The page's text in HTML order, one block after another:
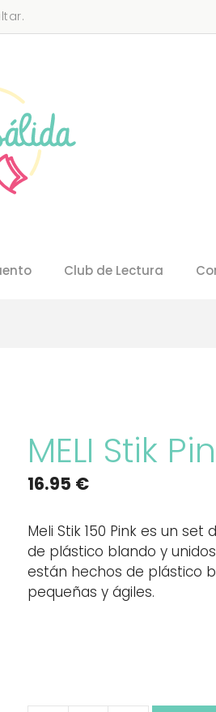
Club de Lectura
MELI Stik
16.95 €
Meli Stik 150 Pink es un
de plástico blando y
están hechos de plástico
pequeñas y ágiles.